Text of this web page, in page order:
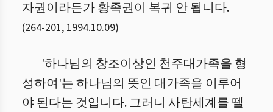
자권이라든가 황족권이 복귀 안 됩니다.
(264-201, 1994.10.09)
'하나님의 창조이상인 천주대가족을 형
성하여'는 하나님의 뜻인 대가족을 이루어
야 된다는 것입니다. 그러니 사탄세계를 뗄